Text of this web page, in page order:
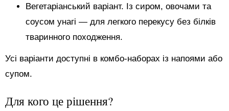
Вегетаріанський варіант. Із сиром, овочами та
соусом унагі — для легкого перекусу без білків
тваринного походження.
Усі варіанти доступні в комбо-наборах із напоями або
супом.
Для кого це рішення?